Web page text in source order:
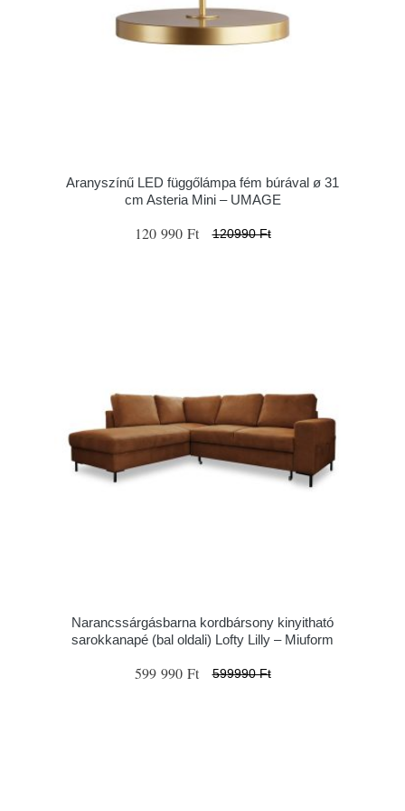
Aranyszínű LED függőlámpa fém búrával ø 31
cm Asteria Mini – UMAGE
120 990 Ft 120990 Ft
Narancssárgásbarna kordbársony kinyitható
sarokkanapé (bal oldali) Lofty Lilly – Miuform
599 990 Ft 599990 Ft